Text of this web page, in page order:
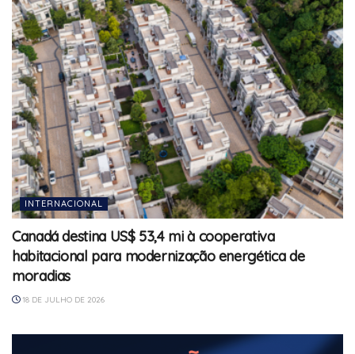
INTERNACIONAL
Canadá destina US$ 53,4 mi à cooperativa
habitacional para modernização energética de
moradias
18 DE JULHO DE 2026